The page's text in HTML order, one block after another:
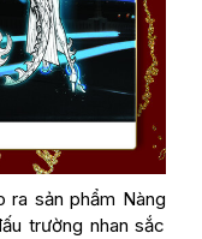
ra sản phẩm Nàng
trường nhan sắc